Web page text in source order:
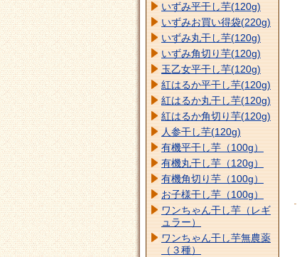
いずみ平干し芋(120g)
いずみお買い得袋(220g)
いずみ丸干し芋(120g)
いずみ角切り芋(120g)
玉乙女平干し芋(120g)
紅はるか平干し芋(120g)
紅はるか丸干し芋(120g)
紅はるか角切り芋(120g)
人参干し芋(120g)
有機平干し芋（100g）
有機丸干し芋（120g）
有機角切り芋（100g）
お子様干し芋（100g）
ワンちゃん干し芋（レギ
ュラー）
ワンちゃん干し芋無農薬
（３種）